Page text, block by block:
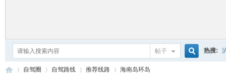
帖子 热搜:
自驾圈 自驾路线 推荐线路 海南岛环岛